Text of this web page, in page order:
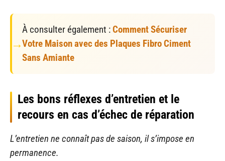
À consulter également :Comment Sécuriser
Votre Maison avec des Plaques Fibro Ciment
Sans Amiante
Les bons réflexes d’entretien et le
recours en cas d’échec de réparation
L’entretien ne connaît pas de saison, il s’impose en
permanence.